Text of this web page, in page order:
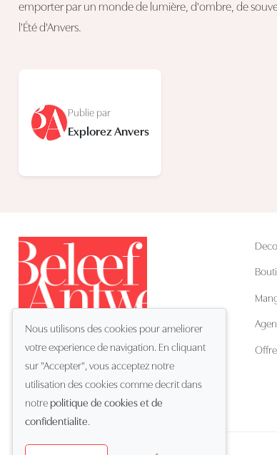
emporter par un monde de lumière, d'ombre, de
l'Été d'Anvers.
Publie par
Explorez Anvers
FR
Nous utilisons des cookies pour ameliorer
votre experience de navigation. En cliquant
sur "Accepter", vous acceptez notre
utilisation des cookies comme decrit dans
notre politique de cookies et de
confidentialite.